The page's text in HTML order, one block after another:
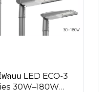
ฟถนน LED ECO-3
30W–180W